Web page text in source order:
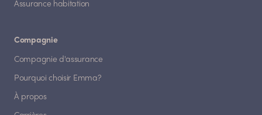
Assurance habitation
Compagnie
Compagnie d'assurance
Pourquoi choisir Emma?
À propos